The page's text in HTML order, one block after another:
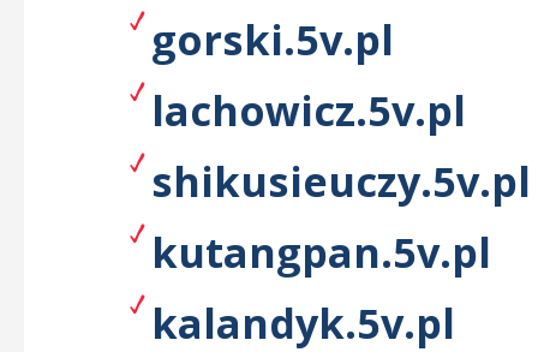
gorski.5v.pl
lachowicz.5v.pl
shikusieuczy.5v.pl
kutangpan.5v.pl
kalandyk.5v.pl